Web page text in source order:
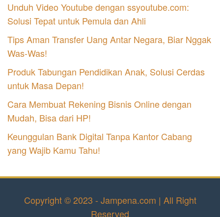
Unduh Video Youtube dengan ssyoutube.com:
Solusi Tepat untuk Pemula dan Ahli
Tips Aman Transfer Uang Antar Negara, Biar Nggak
Was-Was!
Produk Tabungan Pendidikan Anak, Solusi Cerdas
untuk Masa Depan!
Cara Membuat Rekening Bisnis Online dengan
Mudah, Bisa dari HP!
Keunggulan Bank Digital Tanpa Kantor Cabang
yang Wajib Kamu Tahu!
Copyright © 2023 - Jampena.com | All Right
Reserved